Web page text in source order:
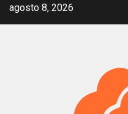
Saltar
agosto 8, 2026